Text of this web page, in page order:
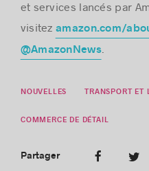
et services lancés par
visitezamazon.com/
@AmazonNews.
NOUVELLES TRANSPORT ET
COMMERCE DE DÉTAIL
Partager